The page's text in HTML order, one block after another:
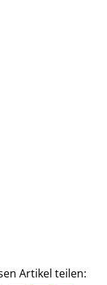
Artikel teilen: